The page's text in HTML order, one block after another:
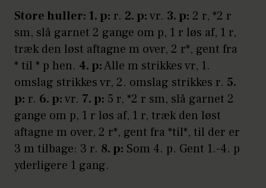
Store huller: 1. p: r. 2. p:vr. 3. p: 2 r, *2 r
sm, slå garnet 2 gange om p, 1 r løs af, 1 r,
træk den løst aftagne m over, 2 r*, gent fra
* til * p hen. 4. p:Alle m strikkes vr, 1.
omslag strikkes vr, 2. omslag strikkes r. 5.
p: r. 6. p:vr. 7. p: 5 r, *2 r sm, slå garnet 2
gange om p, 1 r løs af, 1 r, træk den løst
aftagne m over, 2 r*, gent fra *til*, til der er
3 m tilbage: 3 r. 8. p: Som 4. p. Gent 1.-4. p
yderligere 1 gang.